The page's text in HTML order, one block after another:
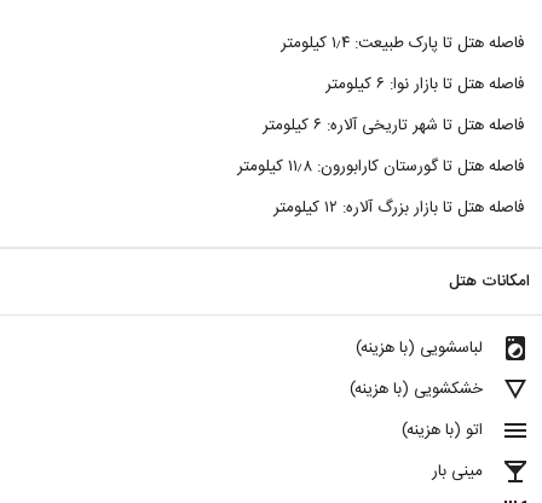
فاصله هتل تا پارک طبیعت: ۱٫۴ کیلومتر
فاصله هتل تا بازار نوا: ۶ کیلومتر
فاصله هتل تا شهر تاریخی آلاره: ۶ کیلومتر
فاصله هتل تا گورستان کارابورون: ۱۱٫۸ کیلومتر
فاصله هتل تا بازار بزرگ آلاره: ۱۲ کیلومتر
امکانات هتل
local_laundry_service لباسشویی (با هزینه)
details خشکشویی (با هزینه)
menu اتو (با هزینه)
local_bar مینی بار